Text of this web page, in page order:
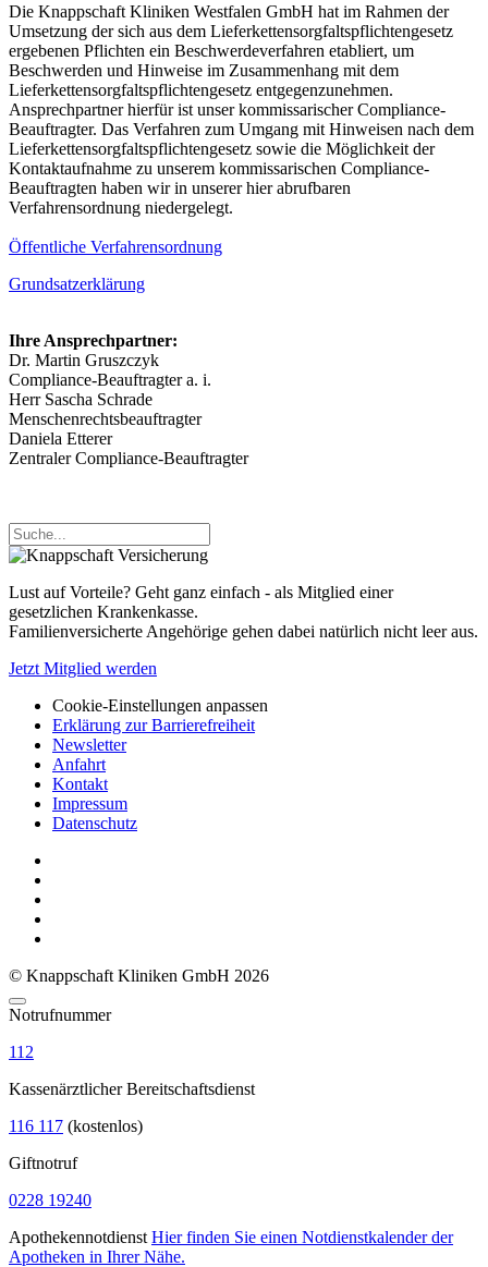
Die Knappschaft Kliniken Westfalen GmbH hat im Rahmen der
Umsetzung der sich aus dem Lieferkettensorgfaltspflichtengesetz
ergebenen Pflichten ein Beschwerdeverfahren etabliert, um
Beschwerden und Hinweise im Zusammenhang mit dem
Lieferkettensorgfaltspflichtengesetz entgegenzunehmen.
Ansprechpartner hierfür ist unser kommissarischer Compliance-
Beauftragter. Das Verfahren zum Umgang mit Hinweisen nach dem
Lieferkettensorgfaltspflichtengesetz sowie die Möglichkeit der
Kontaktaufnahme zu unserem kommissarischen Compliance-
Beauftragten haben wir in unserer hier abrufbaren
Verfahrensordnung niedergelegt.
Öffentliche Verfahrensordnung
Grundsatzerklärung
Ihre Ansprechpartner:
Dr. Martin Gruszczyk
Compliance-Beauftragter a. i.
Herr Sascha Schrade
Menschenrechtsbeauftragter
Daniela Etterer
Zentraler Compliance-Beauftragter
Lust auf Vorteile? Geht ganz einfach - als Mitglied einer
gesetzlichen Krankenkasse.
Familienversicherte Angehörige gehen dabei natürlich nicht leer aus.
Jetzt Mitglied werden
Cookie-Einstellungen anpassen
Erklärung zur Barrierefreiheit
Newsletter
Anfahrt
Kontakt
Impressum
Datenschutz
© Knappschaft Kliniken GmbH 2026
Notrufnummer
112
Kassenärztlicher Bereitschaftsdienst
116 117 (kostenlos)
Giftnotruf
0228 19240
Apothekennotdienst Hier finden Sie einen Notdienstkalender der
Apotheken in Ihrer Nähe.